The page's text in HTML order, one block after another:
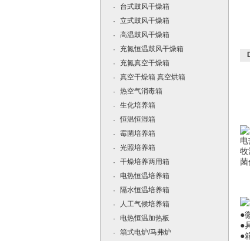
·
台式鼓风干燥箱
·
立式鼓风干燥箱
·
高温鼓风干燥箱
·
充氮恒温鼓风干燥箱
·
充氮真空干燥箱
·
真空干燥箱 真空烘箱
·
热空气消毒箱
·
生化培养箱
·
恒温恒湿箱
·
霉菌培养箱
·
光照培养箱
·
干燥培养两用箱
·
电热恒温培养箱
·
隔水恒温培养箱
·
人工气候培养箱
·
电热恒温加热板
·
箱式电炉/马弗炉
牧
菌
●
●
●